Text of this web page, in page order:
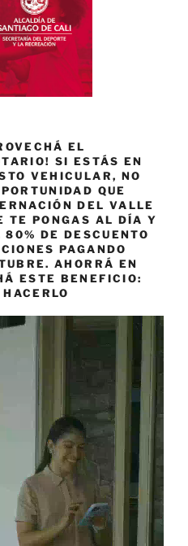
EL
SI ESTÁS EN
VEHICULAR, NO
QUE
DEL VALLE
TE PONGAS AL DÍA Y
DE DESCUENTO
PAGANDO
AHORRÁ EN
ESTE BENEFICIO: